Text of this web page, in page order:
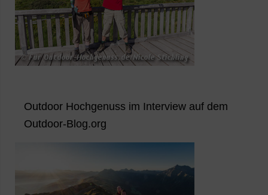
Outdoor Hochgenuss im Interview auf dem
Outdoor-Blog.org